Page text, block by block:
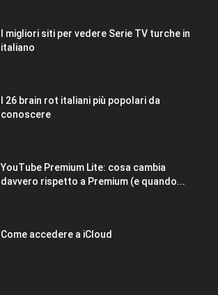
I migliori siti per vedere Serie TV turche in
italiano
I 26 brain rot italiani più popolari da
conoscere
YouTube Premium Lite: cosa cambia
davvero rispetto a Premium (e quando...
Come accedere a iCloud